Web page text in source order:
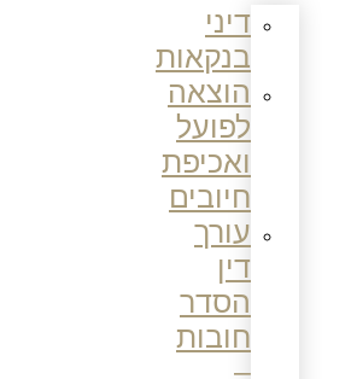
דיני
בנקאות
הוצאה
לפועל
ואכיפת
חיובים
עורך
דין
הסדר
חובות